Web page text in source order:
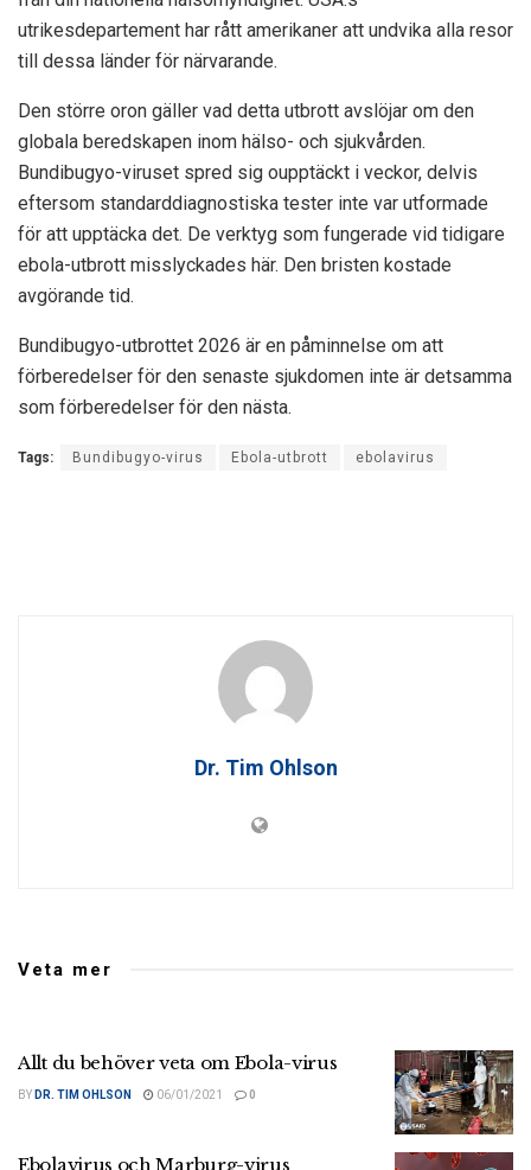
utrikesdepartement har rått amerikaner att undvika alla resor
till dessa länder för närvarande.
Den större oron gäller vad detta utbrott avslöjar om den
globala beredskapen inom hälso- och sjukvården.
Bundibugyo-viruset spred sig oupptäckt i veckor, delvis
eftersom standarddiagnostiska tester inte var utformade
för att upptäcka det. De verktyg som fungerade vid tidigare
ebola-utbrott misslyckades här. Den bristen kostade
avgörande tid.
Bundibugyo-utbrottet 2026 är en påminnelse om att
förberedelser för den senaste sjukdomen inte är detsamma
som förberedelser för den nästa.
Tags: Bundibugyo-virus Ebola-utbrott ebolavirus
Dr. Tim Ohlson
Veta mer
Allt du behöver veta om Ebola-virus
BY DR. TIM OHLSON 06/01/2021 0
Ebolavirus och Marburg-virus